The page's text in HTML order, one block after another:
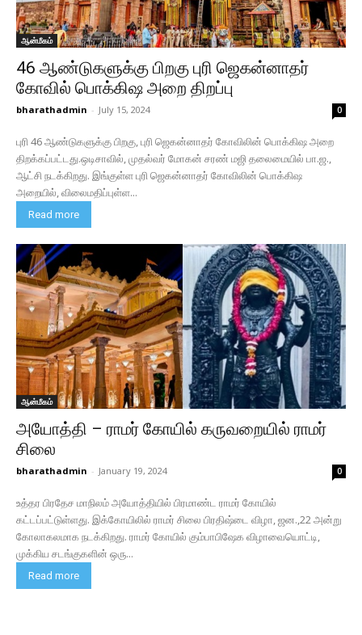
ஆன்மீகம்
46 ஆண்டுகளுக்கு பிறகு புரி ஜெகன்னாதர்
கோவில் பொக்கிஷ அறை திறப்பு
bharathadmin - July 15, 2024 0
புரி 46 ஆண்டுகளுக்கு பிறகு, புரி ஜெகன்னாதர் கோவிலின் பொக்கிஷ அறை
திறக்கப்பட்டது.ஒடிசாவில், முதல்வர் மோகன் சரண் மஜி தலைமையில் பா.ஜ.,
ஆட்சி நடக்கிறது. இங்குள்ள புரி ஜெகன்னாதர் கோவிலின் பொக்கிஷ
அறையில், விலைமதிப்புள்ள...
Read more
ஆன்மீகம்
அயோத்தி – ராமர் கோயில் கருவறையில் ராமர்
சிலை
bharathadmin - January 19, 2024 0
உத்தர பிரதேச மாநிலம் அயோத்தியில் பிரமாண்ட ராமர் கோயில்
கட்டப்பட்டுள்ளது. இக்கோயிலில் ராமர் சிலை பிரதிஷ்டை விழா, ஜன.,22 அன்று
கோலாகலமாக நடக்கிறது. ராமர் கோயில் கும்பாபிஷேக விழாவையொட்டி,
முக்கிய சடங்குகளின் ஒரு...
Read more